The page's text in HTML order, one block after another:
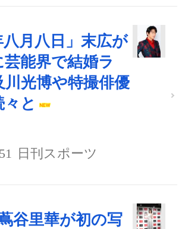
八月八日」末広が
芸能界で結婚ラ
川光博や特撮俳優
と
日刊スポーツ
谷里華が初の写